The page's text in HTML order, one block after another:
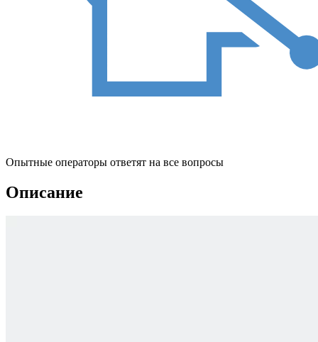
Опытные операторы ответят на все вопросы
Описание